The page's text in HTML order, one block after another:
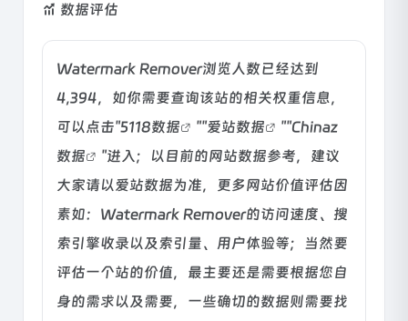
数据评估
Watermark Remover浏览人数已经达到
4,394，如你需要查询该站的相关权重信息，
可以点击"5118数据 ""爱站数据 ""Chinaz
数据
"进入；以目前的网站数据参考，建议
大家请以爱站数据为准，更多网站价值评估因
素如：Watermark Remover的访问速度、搜
索引擎收录以及索引量、用户体验等；当然要
评估一个站的价值，最主要还是需要根据您自
身的需求以及需要，一些确切的数据则需要找